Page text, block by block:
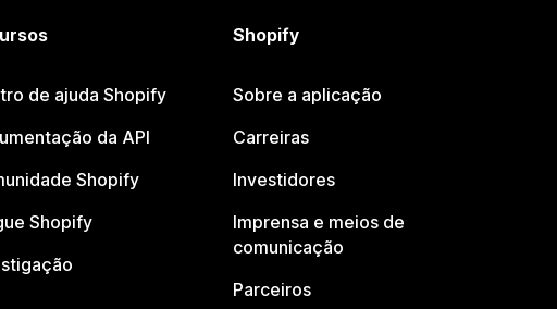
de ajuda Shopify
da API
Shopify
Shopify
Shopify
Sobre a aplicação
Carreiras
Investidores
Imprensa e meios de
comunicação
Parceiros